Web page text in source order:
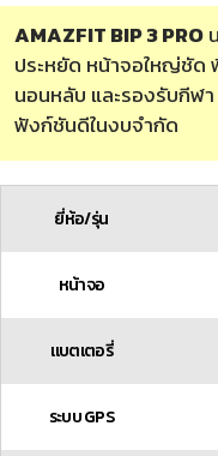
AMAZFIT BIP 3 PRO
ประหยัด หน้าจอใหญ่ชัด
นอนหลับ และรองรับกีฬ
ฟังก์ชันดีในงบจำกัด
ยี่ห้อ/รุ่น
หน้าจอ
แบตเตอรี่
ระบบGPS